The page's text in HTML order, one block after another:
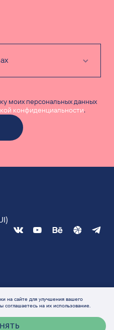
моих персональных данных
конфиденциальности.
на сайте для улучшения вашего
на их использование.